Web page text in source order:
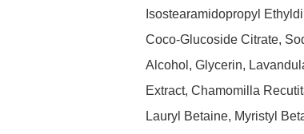
Isostearamidopropyl
Coco-Glucoside Citrate,
Alcohol, Glycerin,
Extract, Chamomilla
Lauryl Betaine, Myristyl